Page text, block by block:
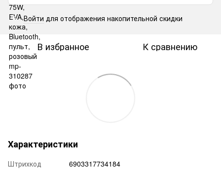
% Войти для отображения накопительной скидки
В избранное К сравнению
Характеристики
Штрихкод
6903317734184